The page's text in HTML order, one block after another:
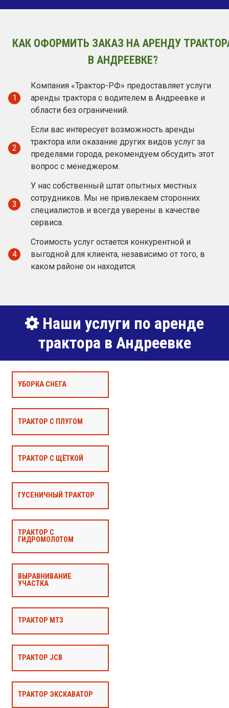
КАК ОФОРМИТЬ ЗАКАЗ НА АРЕНДУ
В АНДРЕЕВКЕ?
1
Компания «Трактор-РФ» предоставляет услуги
аренды трактора с водителем в Андреевке и
области без ограничений.
2
Если вас интересует возможность аренды
трактора или оказание других видов услуг за
пределами города, рекомендуем обсудить этот
вопрос с менеджером.
3
У нас собственный штат опытных местных
сотрудников. Мы не привлекаем сторонних
специалистов и всегда уверены в качестве
сервиса.
4
Стоимость услуг остается конкурентной и
выгодной для клиента, независимо от того, в
каком районе он находится.
Наши услуги по аренде
трактора в Андреевке
УБОРКА СНЕГА
ТРАКТОР С ПЛУГОМ
ТРАКТОР С ЩЁТКОЙ
ГУСЕНИЧНЫЙ ТРАКТОР
ТРАКТОР С
ГИДРОМОЛОТОМ
ВЫРАВНИВАНИЕ
УЧАСТКА
ТРАКТОР МТЗ
ТРАКТОР JCB
ТРАКТОР ЭКСКАВАТОР